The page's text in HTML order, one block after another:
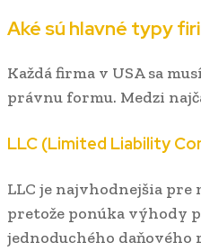
Aké sú hlavné typy
Každá firma v USA sa
právnu formu. Medzi
LLC (Limited Liability
LLC je najvhodnejšia pre
pretože ponúka výhody
jednoduchého daňového